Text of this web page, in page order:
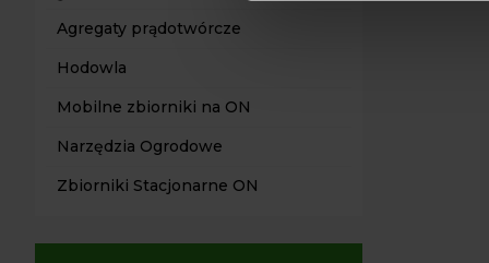
Agregaty prądotwórcze
Hodowla
Mobilne zbiorniki na ON
Narzędzia Ogrodowe
Zbiorniki Stacjonarne ON